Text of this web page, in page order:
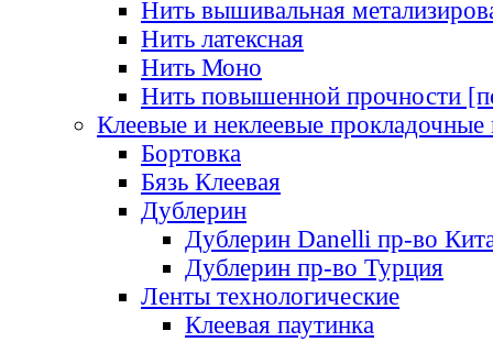
Нить вышивальная
Нить латексная
Нить Моно
Нить повышенной прочности
Клеевые и неклеевые прокладочные
Бортовка
Бязь Клеевая
Дублерин
Дублерин Danelli пр-во
Дублерин пр-во Турция
Ленты технологические
Клеевая паутинка